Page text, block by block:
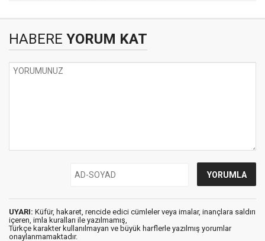
HABERE YORUM KAT
UYARI: Küfür, hakaret, rencide edici cümleler veya imalar, inançlara saldırı
içeren, imla kuralları ile yazılmamış,
Türkçe karakter kullanılmayan ve büyük harflerle yazılmış yorumlar
onaylanmamaktadır.